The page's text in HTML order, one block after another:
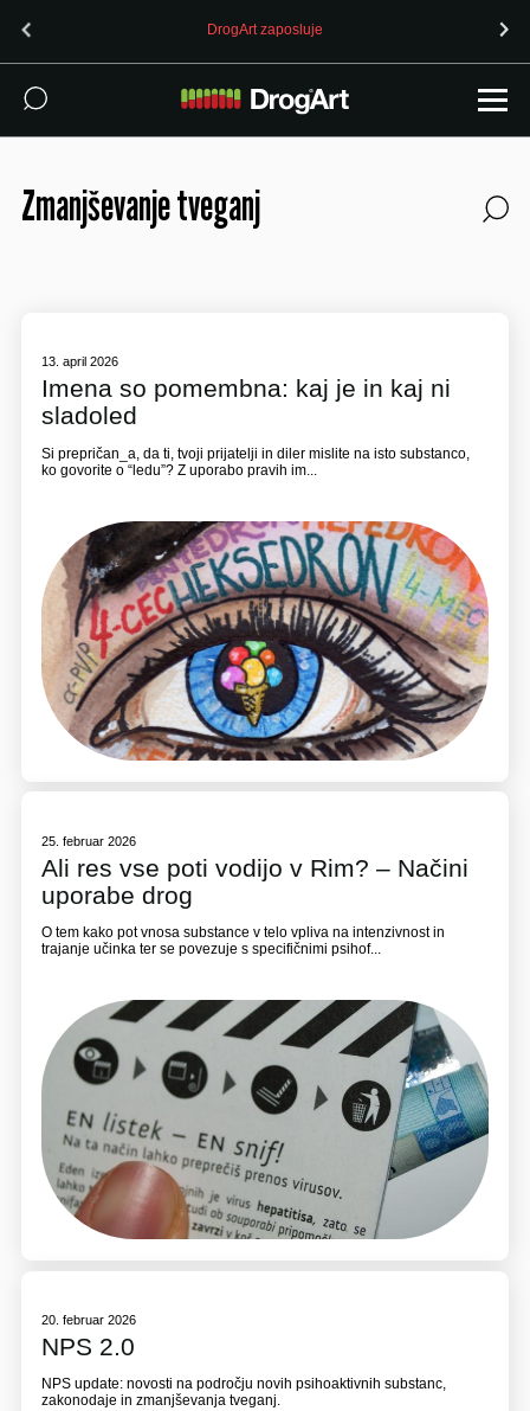
OPOZORILO (24.7.2026): 4-CMC prodan kot MDMA v Ljubljani
Zmanjševanje tveganj
13. april 2026
Imena so pomembna: kaj je in kaj ni
sladoled
Si prepričan_a, da ti, tvoji prijatelji in diler mislite na isto substanco,
ko govorite o “ledu”? Z uporabo pravih im...
25. februar 2026
Ali res vse poti vodijo v Rim? – Načini
uporabe drog
O tem kako pot vnosa substance v telo vpliva na intenzivnost in
trajanje učinka ter se povezuje s specifičnimi psihof...
20. februar 2026
NPS 2.0
NPS update: novosti na področju novih psihoaktivnih substanc,
zakonodaje in zmanjševanja tveganj.